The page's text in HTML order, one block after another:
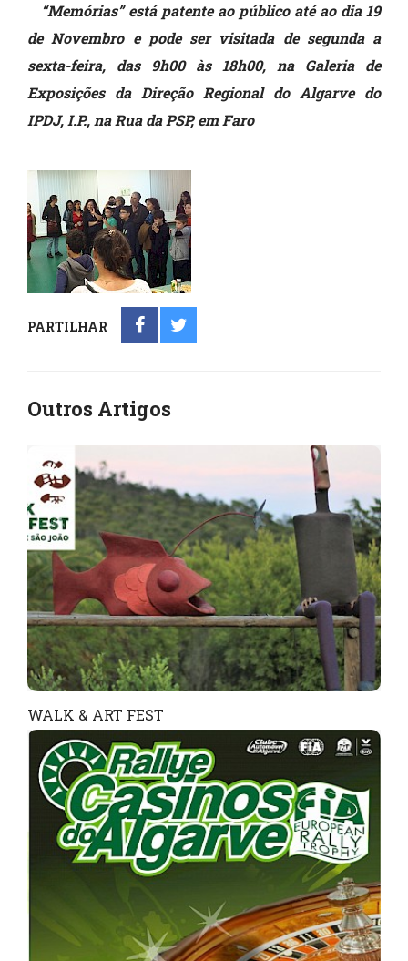
“Memórias” está patente ao público até ao dia 19
de Novembro e pode ser visitada de segunda a
sexta-feira, das 9h00 às 18h00, na Galeria de
Exposições da Direção Regional do Algarve do
IPDJ, I.P., na Rua da PSP, em Faro
PARTILHAR
Outros Artigos
WALK & ART FEST